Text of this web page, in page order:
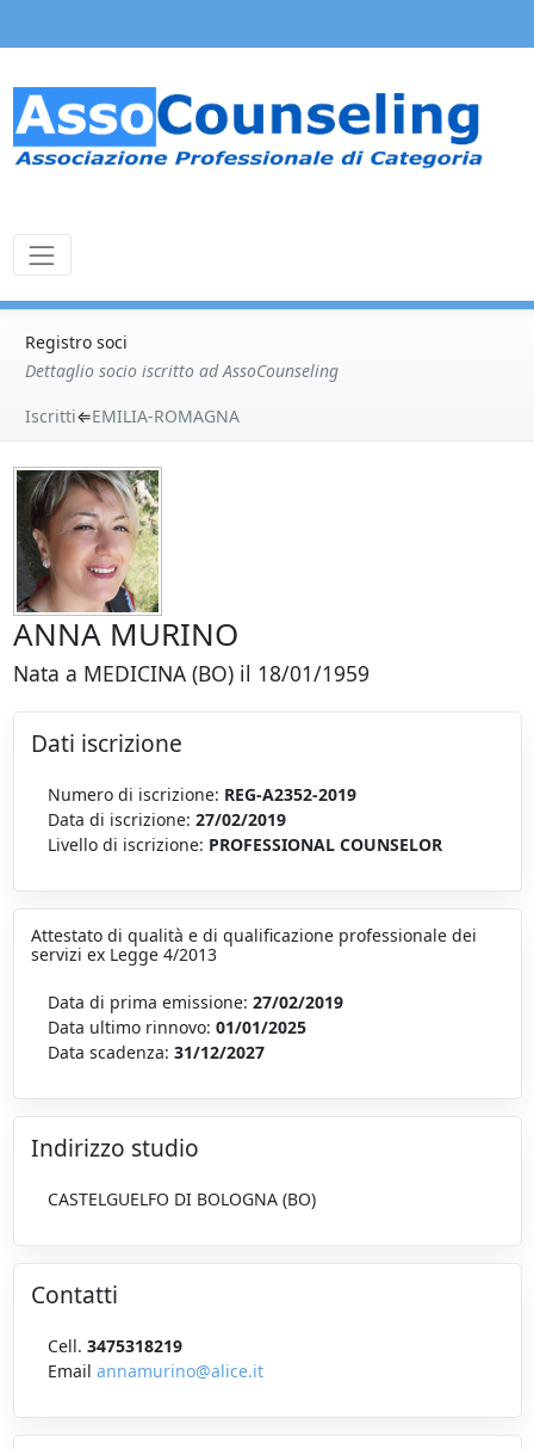
Registro soci
Dettaglio socio iscritto ad AssoCounseling
Iscritti⇐EMILIA-ROMAGNA
ANNA MURINO
Nata a MEDICINA (BO) il 18/01/1959
Dati iscrizione
Numero di iscrizione: REG-A2352-2019
Data di iscrizione: 27/02/2019
Livello di iscrizione: PROFESSIONAL COUNSELOR
Attestato di qualità e di qualificazione professionale dei
servizi ex Legge 4/2013
Data di prima emissione: 27/02/2019
Data ultimo rinnovo: 01/01/2025
Data scadenza: 31/12/2027
Indirizzo studio
CASTELGUELFO DI BOLOGNA (BO)
Contatti
Cell. 3475318219
Email annamurino@alice.it